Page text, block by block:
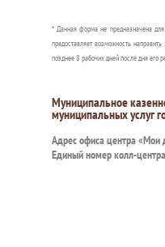
* Данная форма не предназначена
предоставляет возможность
позднее 8 рабочих дней после дня его
Муниципальное
муниципальных услуг
Адрес офиса центра «Мои
Единый номер колл-